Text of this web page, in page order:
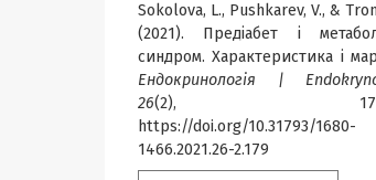
Sokolova, L., Pushkarev, V., &
(2021). Предіабет і
синдром. Характеристика і
Ендокринологія |
26(2), 179-
https://doi.org/10.31793/1680-
1466.2021.26-2.179